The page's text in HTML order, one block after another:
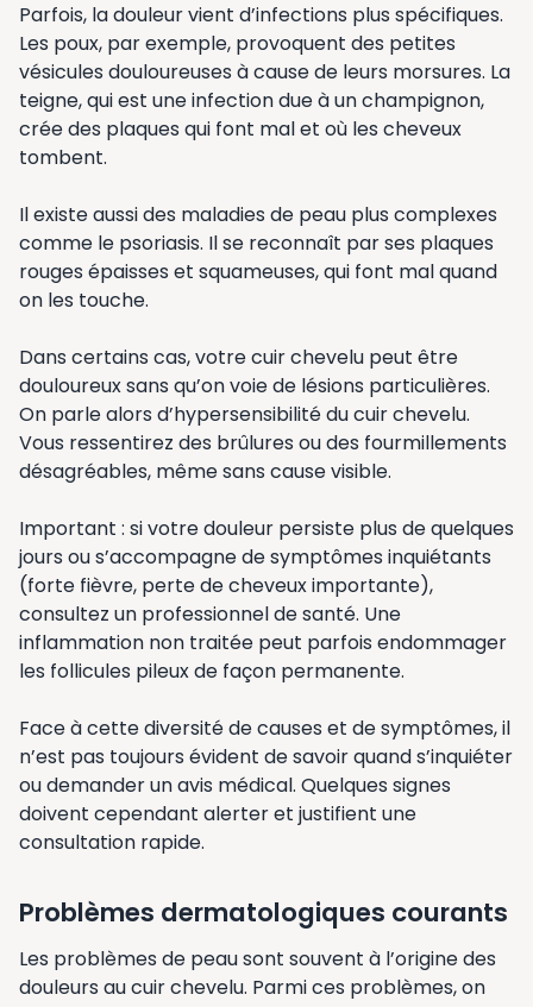
Parfois, la douleur vient d’infections plus spécifiques.
Les poux, par exemple, provoquent des petites
vésicules douloureuses à cause de leurs morsures. La
teigne, qui est une infection due à un champignon,
crée des plaques qui font mal et où les cheveux
tombent.
Il existe aussi des maladies de peau plus complexes
comme le psoriasis. Il se reconnaît par ses plaques
rouges épaisses et squameuses, qui font mal quand
on les touche.
Dans certains cas, votre cuir chevelu peut être
douloureux sans qu’on voie de lésions particulières.
On parle alors d’hypersensibilité du cuir chevelu.
Vous ressentirez des brûlures ou des fourmillements
désagréables, même sans cause visible.
Important : si votre douleur persiste plus de quelques
jours ou s’accompagne de symptômes inquiétants
(forte fièvre, perte de cheveux importante),
consultez un professionnel de santé. Une
inflammation non traitée peut parfois endommager
les follicules pileux de façon permanente.
Face à cette diversité de causes et de symptômes, il
n’est pas toujours évident de savoir quand s’inquiéter
ou demander un avis médical. Quelques signes
doivent cependant alerter et justifient une
consultation rapide.
Problèmes dermatologiques courants
Les problèmes de peau sont souvent à l’origine des
douleurs au cuir chevelu. Parmi ces problèmes, on